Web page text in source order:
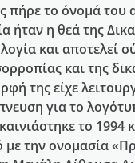
πήρε το όνομά του
ήταν η θεά της
και αποτελεί
και της
της είχε
για το
το 1994
με την ονομασία